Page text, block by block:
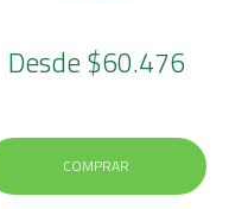
Desde$60.476
COMPRAR